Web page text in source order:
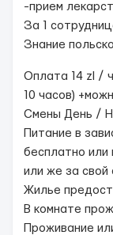
-прием
За 1
Знание
Оплата 14 zl /
10 часов)
Смены День /
Питание в
бесплатно или
или же за свой
Жилье
В комнате
Проживание